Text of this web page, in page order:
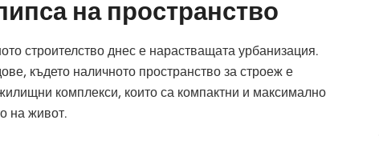
на пространство
строителство днес е нарастващата урбанизация.
където наличното пространство за строеж е
комплекси, които са компактни и максимално
на живот.